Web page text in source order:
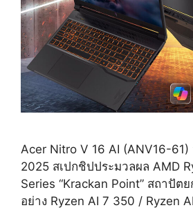
Acer Nitro V 16 AI (ANV16-61)
2025 สเปกชิปประมวลผล AMD
Series “Krackan Point” สถาปัต
อย่าง Ryzen AI 7 350 / Ryzen